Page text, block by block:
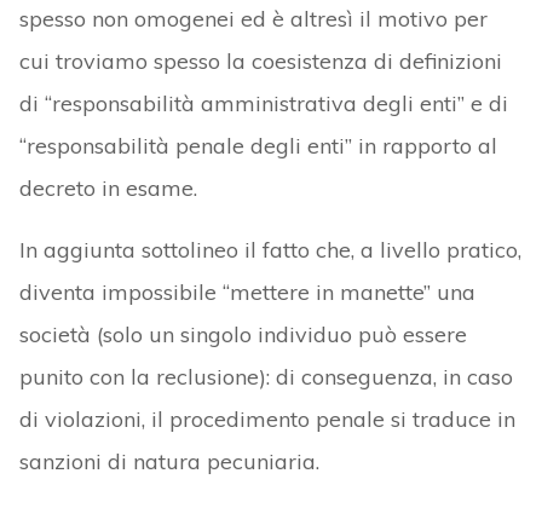
spesso non omogenei ed è altresì il motivo per
cui troviamo spesso la coesistenza di definizioni
di “responsabilità amministrativa degli enti” e di
“responsabilità penale degli enti” in rapporto al
decreto in esame.
In aggiunta sottolineo il fatto che, a livello pratico,
diventa impossibile “mettere in manette” una
società (solo un singolo individuo può essere
punito con la reclusione): di conseguenza, in caso
di violazioni, il procedimento penale si traduce in
sanzioni di natura pecuniaria.